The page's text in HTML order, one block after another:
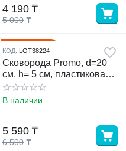
5 000 ₸
4 190 ₸
14%
КОД: LOT38224
Сковорода Promo, d=20
см, h= 5 см, пластиковая
ручка, антипригарное
покрытие, цвет бордовый
В наличии
6 500 ₸
5 590 ₸